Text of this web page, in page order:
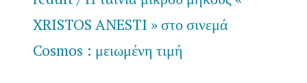
XRISTOS ANESTI » στο σινεμά
Cosmos : μειωμένη τιμή